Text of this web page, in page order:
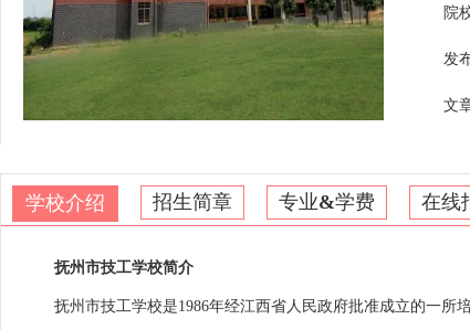
院
发
文
学校介绍 招生简章 专业&学费 在线
抚州市技工学校简介
抚州市技工学校是1986年经江西省人民政府批准成立的一所